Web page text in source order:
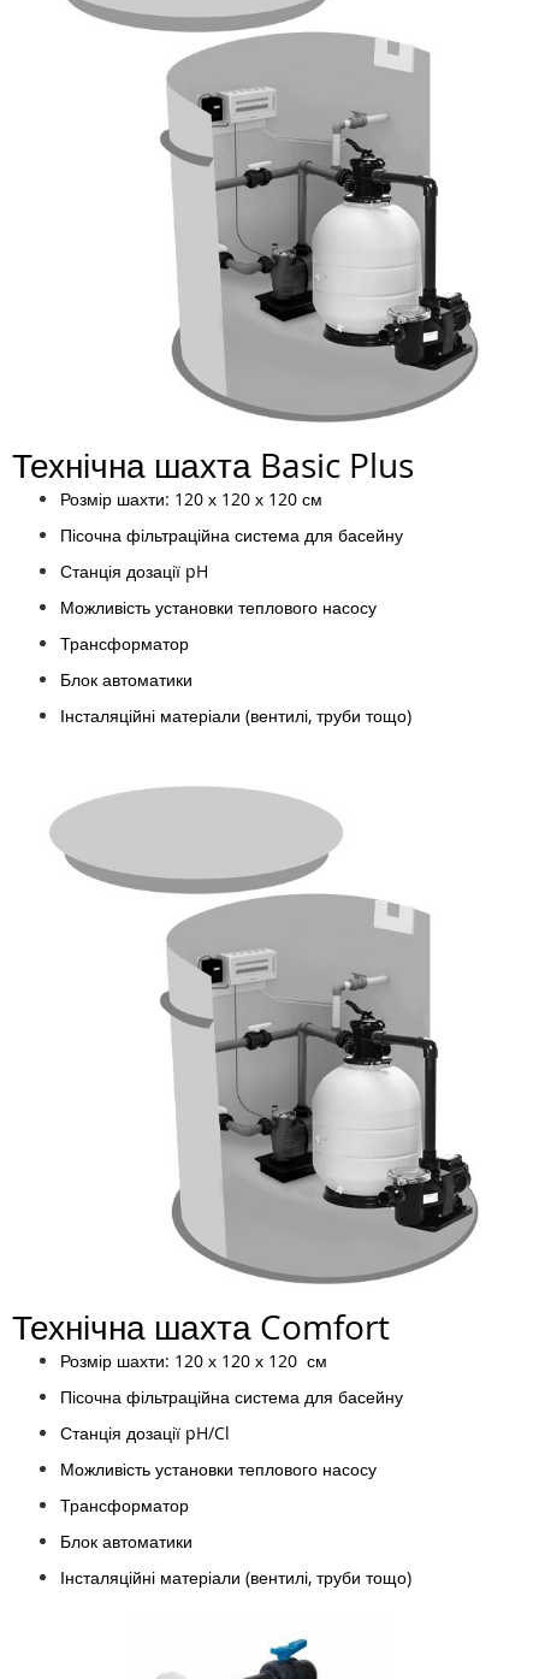
Технічна шахта Basic Plus
Розмір шахти: 120 х 120 х 120 см
Пісочна фільтраційна система для басейну
Станція дозації pH
Можливість установки теплового насосу
Трансформатор
Блок автоматики
Інсталяційні матеріали (вентилі, труби тощо)
Технічна шахта Comfort
Розмір шахти: 120 х 120 х 120 см
Пісочна фільтраційна система для басейну
Станція дозації pH/Cl
Можливість установки теплового насосу
Трансформатор
Блок автоматики
Інсталяційні матеріали (вентилі, труби тощо)